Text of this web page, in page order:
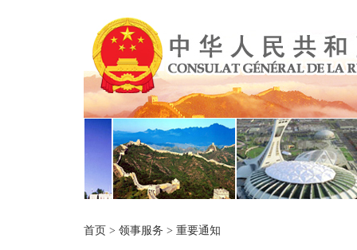
首页 > 领事服务 > 重要通知